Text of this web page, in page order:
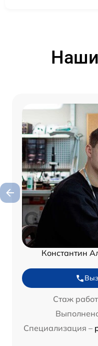
Константин
Стаж
Специализация –